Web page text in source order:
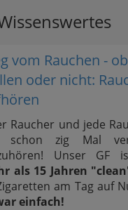
vom Rauchen -
oder nicht:
Raucher und jede
schon zig Mal
Unser GF
als 15 Jahren
am Tag auf
einfach!